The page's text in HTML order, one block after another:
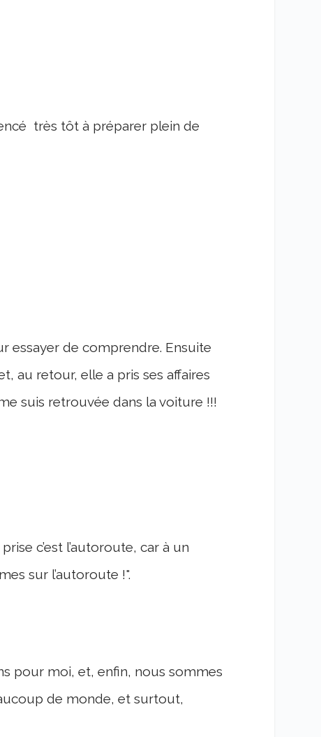
très tôt à préparer plein de
essayer de comprendre. Ensuite
au retour, elle a pris ses affaires
suis retrouvée dans la voiture !!!
c’est l’autoroute, car à un
sur l’autoroute !".
pour moi, et, enfin, nous sommes
de monde, et surtout,